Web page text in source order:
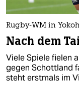
Rugby-WM in
Nach dem
Viele Spiele fielen
gegen Schottland
steht erstmals im